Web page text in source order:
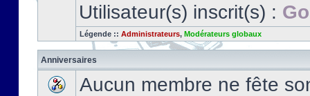
Utilisateur(s) inscrit(s) :
Légende :: Administrateurs, Modérateurs globaux
Anniversaires
Aucun membre ne fête